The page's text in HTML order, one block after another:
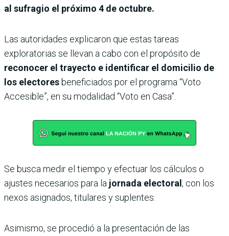
al sufragio el próximo 4 de octubre.
Las autoridades explicaron que estas tareas
exploratorias se llevan a cabo con el propósito de
reconocer el trayecto e identificar el domicilio de
los electoresbeneficiados por el programa “Voto
Accesible”, en su modalidad “Voto en Casa”.
Se busca medir el tiempo y efectuar los cálculos o
ajustes necesarios para la jornada electoral, con los
nexos asignados, titulares y suplentes.
Asimismo, se procedió a la presentación de las